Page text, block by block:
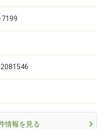
情報を見る